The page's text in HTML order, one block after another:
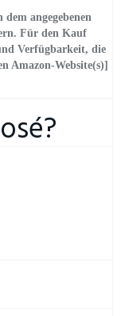
angegebenen
Für den Kauf
Verfügbarkeit, die
Amazon-Website(s)]